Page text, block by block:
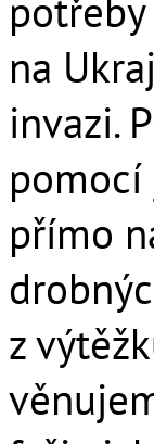
na
invazi.
přímo
z